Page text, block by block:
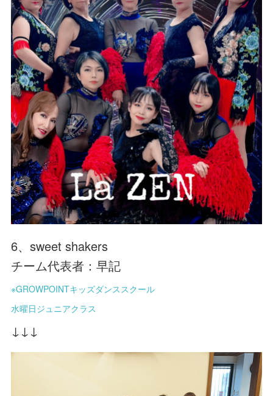
6、sweet shakers
チーム代表者：早記
※GROWPOINTキッズダンススクール
水曜日ジュニアクラス
↓↓↓